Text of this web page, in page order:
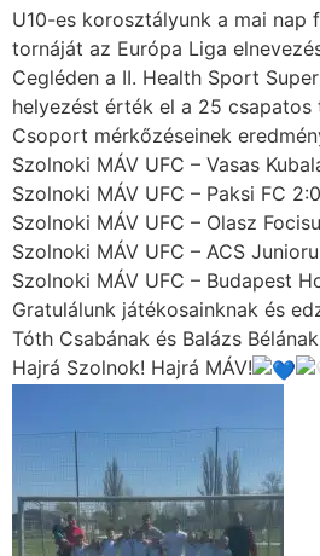
U10-es korosztályunk a mai nap
tornáját az Európa Liga
Cegléden a II. Health Sport
helyezést érték el a 25 csapatos
Csoport mérkőzéseinek
Szolnoki MÁV UFC – Vasas
Szolnoki MÁV UFC – Paksi FC 2:0
Szolnoki MÁV UFC – Olasz
Szolnoki MÁV UFC – ACS
Szolnoki MÁV UFC – Budapest
Gratulálunk játékosainknak és
Tóth Csabának és Balázs
Hajrá Szolnok! Hajrá MÁV!